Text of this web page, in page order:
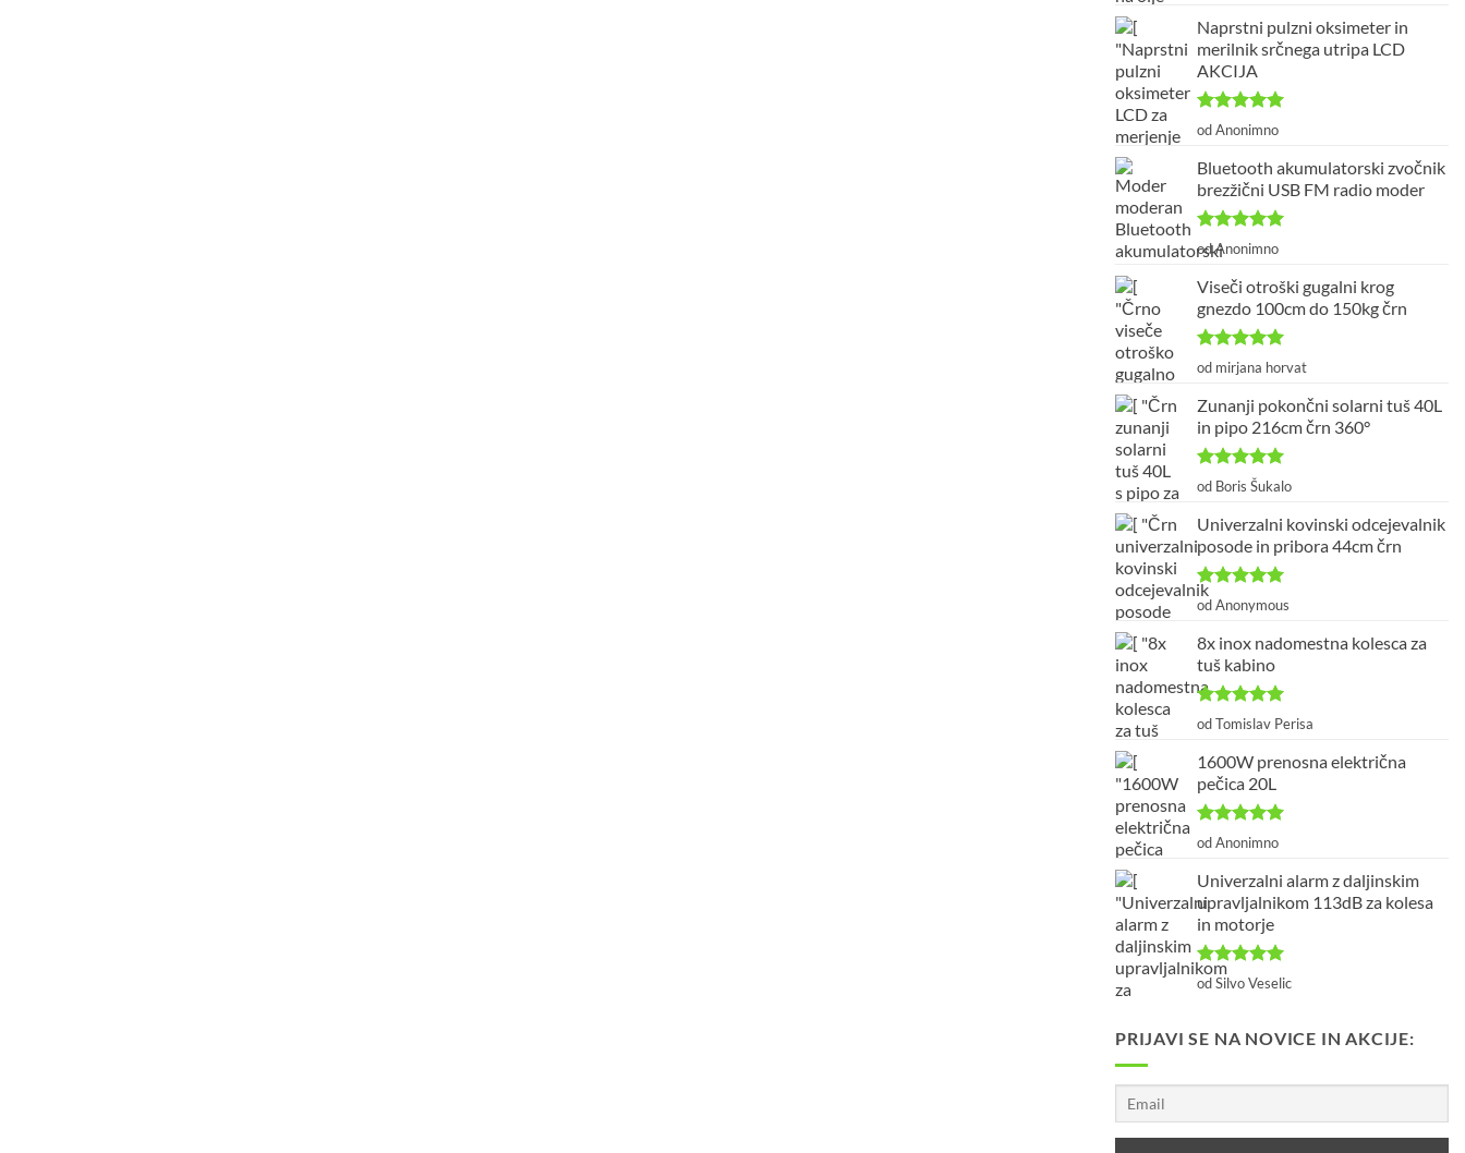
Naprstni pulzni oksimeter in
merilnik srčnega utripa LCD
AKCIJA
Ocenjeno5
od Anonimno
Bluetooth akumulatorski zvočnik
brezžični USB FM radio moder
Ocenjeno5
od 5
od Anonimno
Viseči otroški gugalni krog
gnezdo 100cm do 150kg črn
Ocenjeno5
od mirjana horvat
Zunanji pokončni solarni tuš 40L
in pipo 216cm črn 360°
Ocenjeno5
od Boris Šukalo
Univerzalni kovinski odcejevalnik
posode in pribora 44cm črn
Ocenjeno5
od Anonymous
8x inox nadomestna kolesca za
tuš kabino
Ocenjeno 5
od Tomislav Perisa
1600W prenosna električna
pečica 20L
Ocenjeno5
od Anonimno
Univerzalni alarm z daljinskim
upravljalnikom 113dB za kolesa
in motorje
Ocenjeno5
od Silvo Veselic
PRIJAVI SE NA NOVICE IN AKCIJE: